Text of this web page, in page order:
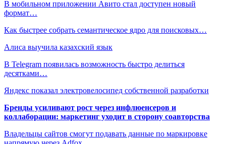
В мобильном приложении Авито стал доступен новый
формат…
Как быстрее собрать семантическое ядро для поисковых…
Алиса выучила казахский язык
В Telegram появилась возможность быстро делиться
десятками…
Яндекс показал электровелосипед собственной разработки
Бренды усиливают рост через инфлюенсеров и
коллаборации: маркетинг уходит в сторону соавторства
Владельцы сайтов смогут подавать данные по маркировке